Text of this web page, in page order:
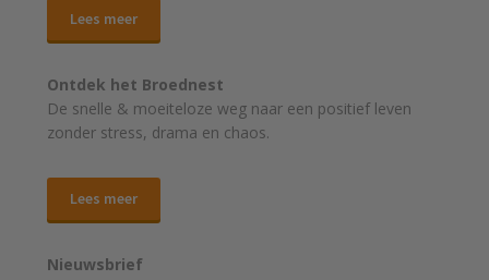
Lees meer
Ontdek het Broednest
De snelle & moeiteloze weg naar een positief leven
zonder stress, drama en chaos.
Lees meer
Nieuwsbrief